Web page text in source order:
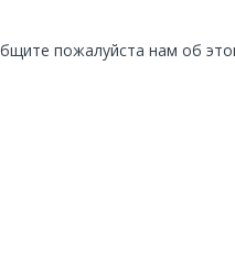
пожалуйста нам об